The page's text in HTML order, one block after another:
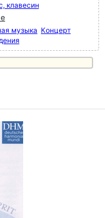
клавесин
музыка Концерт